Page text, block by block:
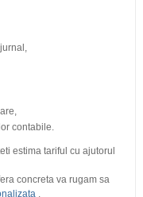
contabile.
estima tariful cu ajutorul
concreta va rugam sa
.